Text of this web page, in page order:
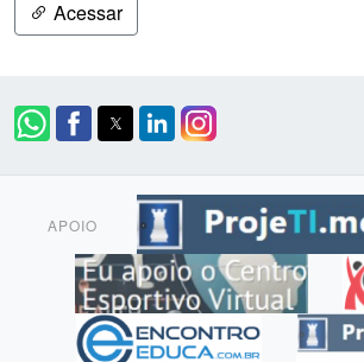
Acessar
APOIO